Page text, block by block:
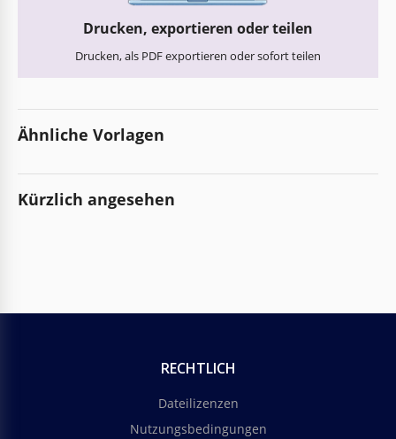
Drucken, exportieren oder teilen
Drucken, als PDF exportieren oder sofort teilen
Ähnliche Vorlagen
Kürzlich angesehen
RECHTLICH
Dateilizenzen
Nutzungsbedingungen